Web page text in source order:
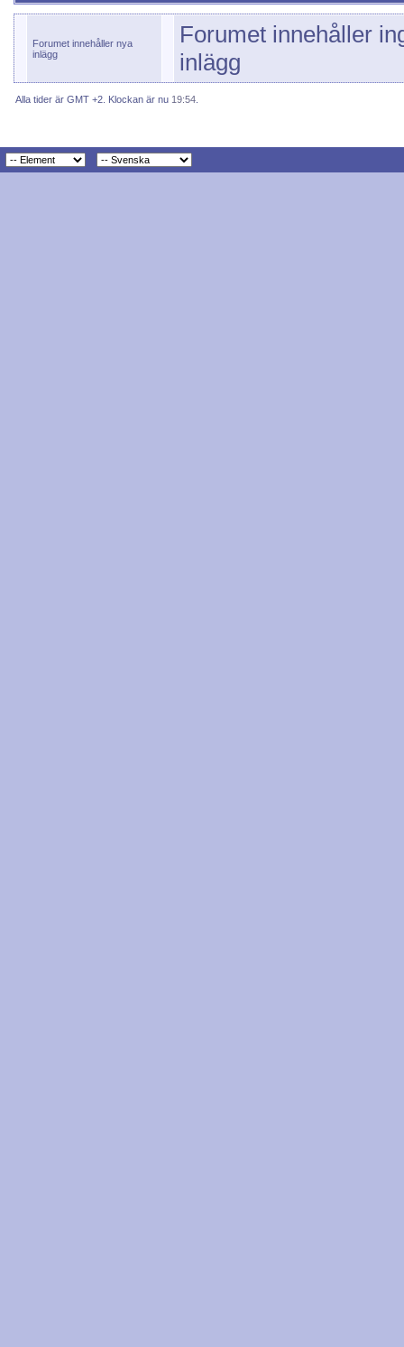
Forumet innehåller nya
inlägg
Forumet innehåller
inlägg
Alla tider är GMT +2. Klockan är nu 19:54